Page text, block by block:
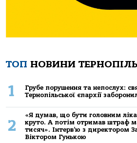
ТОП НОВИНИ
1
Грубе порушення та непослух:
Тернопільської єпархії
2
«Я думав, що бути головним
круто. А потім отримав штраф
тисяч». Інтерв’ю з директором
Віктором Гунькою